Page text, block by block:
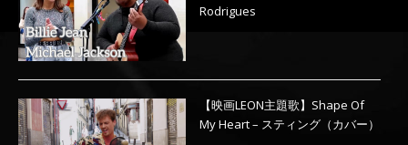
Rodrigues
【映画LEON主題歌】Shape Of
My Heart – スティング（カバー）